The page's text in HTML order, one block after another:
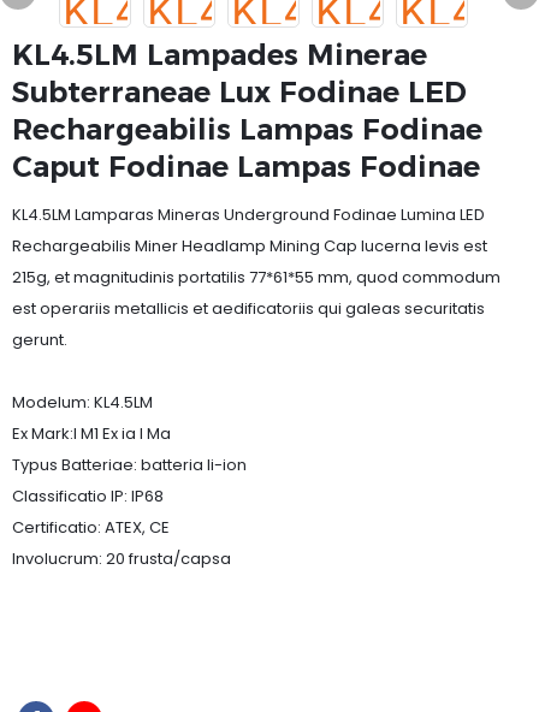
KL4.5LM Lampades Minerae
Subterraneae Lux Fodinae LED
Rechargeabilis Lampas Fodinae
Caput Fodinae Lampas Fodinae
KL4.5LM Lamparas Mineras Underground Fodinae Lumina LED
Rechargeabilis Miner Headlamp Mining Cap lucerna levis est
215g, et magnitudinis portatilis 77*61*55 mm, quod commodum
est operariis metallicis et aedificatoriis qui galeas securitatis
gerunt.
Modelum: KL4.5LM
Ex Mark:I M1 Ex ia I Ma
Typus Batteriae: batteria li-ion
Classificatio IP: IP68
Certificatio: ATEX, CE
Involucrum: 20 frusta/capsa